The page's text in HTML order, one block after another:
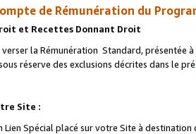
de Rémunération du
et Recettes Donnant Droit
verser la Rémunération Standard, présentée
réserve des exclusions décrites dans le
Site :
Spécial placé sur votre Site à destination